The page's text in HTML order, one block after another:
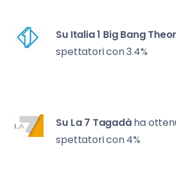
Su Italia 1 Big Bang
spettatori con 3.4%
Su La 7 Tagadàha
spettatori con 4%